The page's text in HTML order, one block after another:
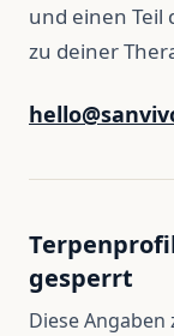
und einen Teil
zu deiner
gesperrt
Diese